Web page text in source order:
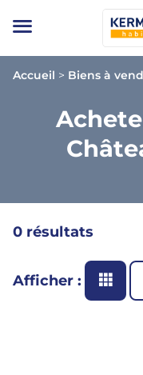
Accueil > Biens à
0 résultats
Afficher :